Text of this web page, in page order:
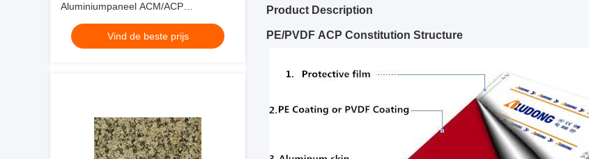
Aluminiumpaneel ACM/ACP
1250*2500mm, Hoogglanzend,
brandwerend voor ondergrondse
decoratie Topkwaliteit
Vind de beste prijs
Product Description
PE/PVDF ACP Constitution Structure